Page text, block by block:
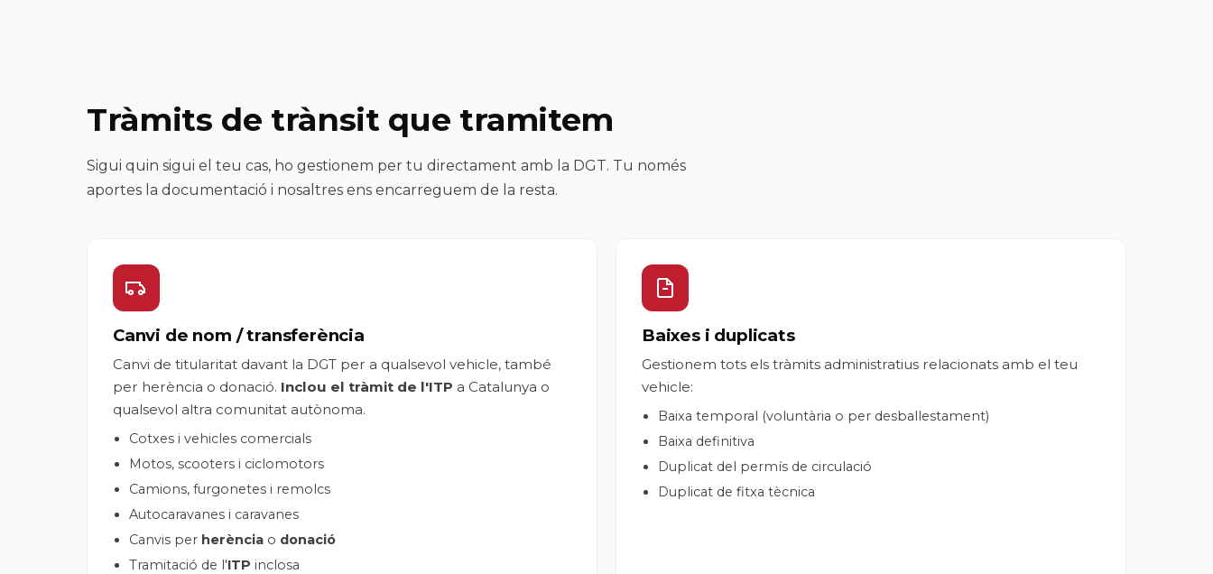
Tràmits de trànsit que tramitem
Sigui quin sigui el teu cas, ho gestionem per tu directament amb la DGT. Tu només
aportes la documentació i nosaltres ens encarreguem de la resta.
Canvi de nom / transferència
Canvi de titularitat davant la DGT per a qualsevol vehicle, també
per herència o donació. Inclou el tràmit de l'ITP a Catalunya o
qualsevol altra comunitat autònoma.
Cotxes i vehicles comercials
Motos, scooters i ciclomotors
Camions, furgonetes i remolcs
Autocaravanes i caravanes
Canvis per herència o donació
Tramitació de l'ITP inclosa
Baixes i duplicats
Gestionem tots els tràmits administratius relacionats amb el teu
vehicle:
Baixa temporal (voluntària o per desballestament)
Baixa definitiva
Duplicat del permís de circulació
Duplicat de fitxa tècnica